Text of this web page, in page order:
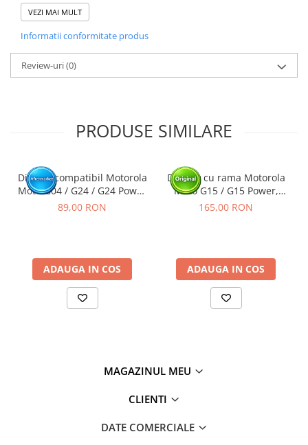
Testati produsul inainte de montajul final, fara a indeparta foliile
de protectie, sigiliile sau etichetele.
Inlocuirea componentelor interne este un proces delicat si
reparatiilor GSM.
Se recomanda montajul intr-un service specializat.
intr-un service GSM.
Click aici pentru mai multe informatii
VEZI MAI MULT
Informatii conformitate produs
Review-uri(0)
PRODUSE SIMILARE
Display compatibil Motorola
Moto G04 / G24 / G24 Power
/ G04S / E14
89,00 RON
ADAUGA IN COS
Display cu rama Motorola
Moto G15 / G15 Power,
Black (Original Service Pack)
165,00 RON
ADAUGA IN COS
MAGAZINUL MEU
CLIENTI
DATE COMERCIALE